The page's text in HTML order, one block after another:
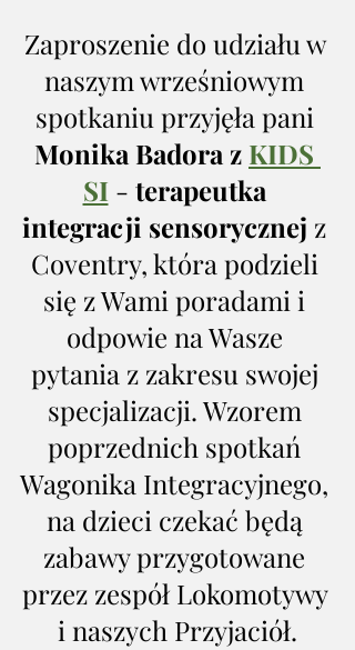
Zaproszenie do udziału w
naszym wrześniowym
spotkaniu przyjęła pani
Monika Badora z KIDS
SI - terapeutka
integracji sensorycznej z
Coventry, która podzieli
się z Wami poradami i
odpowie na Wasze
pytania z zakresu swojej
specjalizacji. Wzorem
poprzednich spotkań
Wagonika Integracyjnego,
na dzieci czekać będą
zabawy przygotowane
przez zespół Lokomotywy
i naszych Przyjaciół.